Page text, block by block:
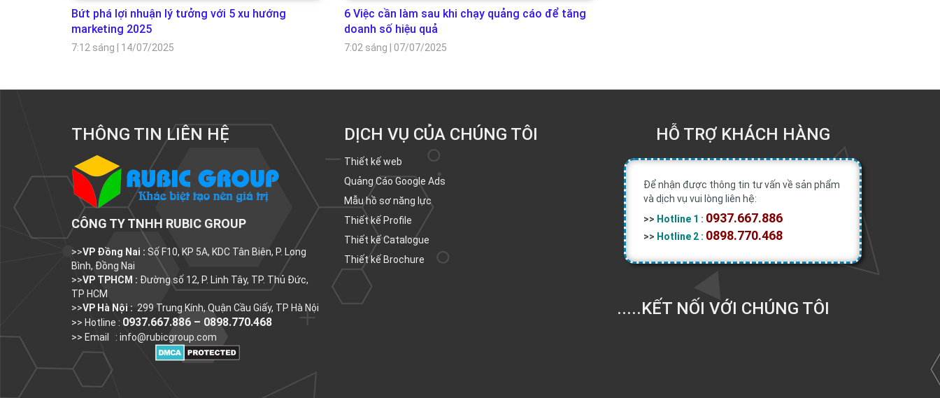
Bứt phá lợi nhuận lý tưởng với 5 xu hướng
marketing 2025
7:12 sáng 14/07/2025
6 Việc cần làm sau khi chạy quảng cáo để tăng
doanh số hiệu quả
7:02 sáng 07/07/2025
THÔNG TIN LIÊN HỆ
CÔNG TY TNHH RUBIC GROUP
>>VP Đồng Nai : Số F10, KP 5A, KDC Tân Biên, P. Long
Bình, Đồng Nai
>>VP TPHCM : Đường số 12, P. Linh Tây, TP. Thủ Đức,
TP HCM
>>VP Hà Nội : 299 Trung Kính, Quận Cầu Giấy, TP Hà Nội
>> Hotline : 0937.667.886 – 0898.770.468
>> Email : info@rubicgroup.com
DỊCH VỤ CỦA CHÚNG TÔI
Thiết kế web
Quảng Cáo Google Ads
Mẫu hồ sơ năng lực
Thiết kế Profile
Thiết kế Catalogue
Thiết kế Brochure
HỖ TRỢ KHÁCH HÀNG
Để nhận được thông tin tư vấn về sản phẩm
và dịch vụ vui lòng liên hệ:
>> Hotline 1 : 0937.667.886
>> Hotline 2 : 0898.770.468
.....KẾT NỐI VỚI CHÚNG TÔI